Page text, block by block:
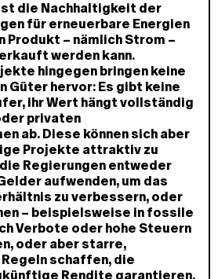
die Nachhaltigkeit der
für erneuerbare Energien
Produkt – nämlich Strom –
werden kann.
hingegen bringen keine
Güter hervor: Es gibt keine
ihr Wert hängt vollständig
privaten
ab. Diese können sich aber
Projekte attraktiv zu
Regierungen entweder
aufwenden, um das
zu verbessern, oder
– beispielsweise in fossile
Verbote oder hohe Steuern
oder aber starre,
schaffen, die
Rendite garantieren.